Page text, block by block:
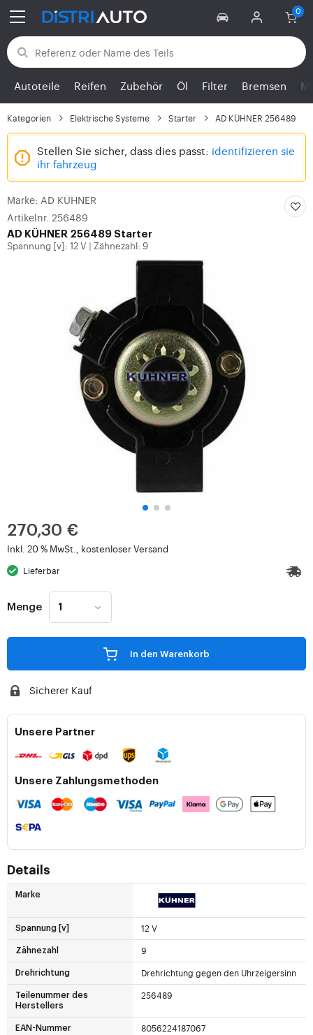
Zurück zu den Kategorien
Autoteile Reifen Zubehör Öl Filter Bremsen
Kategorien Elektrische Systeme Starter AD KÜHNER 256489
Stellen Sie sicher, dass dies passt: identifizieren sie
ihr fahrzeug
Marke: AD KÜHNER
Artikelnr. 256489
AD KÜHNER 256489 Starter
Spannung [v]: 12 V Zähnezahl: 9
270,30 €
Inkl. 20 % MwSt., kostenloser Versand
Lieferbar
Menge
In den Warenkorb
Sicherer Kauf
Unsere Partner
Unsere Zahlungsmethoden
Details
Marke
Spannung [v] 12 V
Zähnezahl 9
Drehrichtung Drehrichtung gegen den Uhrzeigersinn
Teilenummer des
Herstellers
256489
EAN-Nummer 8056224187067